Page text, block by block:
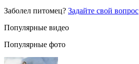
Заболел питомец? Задайте свой вопрос
Популярные видео
Популярные фото